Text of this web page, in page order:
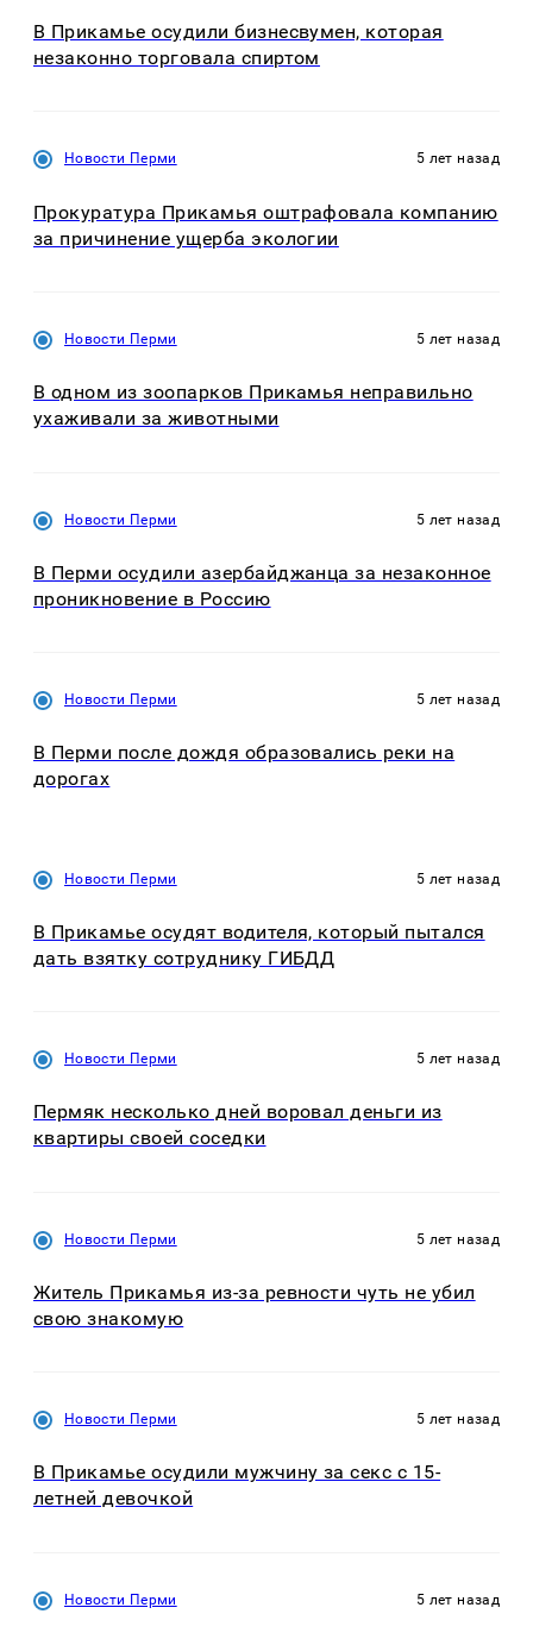
В Прикамье осудили бизнесвумен, которая
незаконно торговала спиртом
Новости Перми 5 лет назад
Прокуратура Прикамья оштрафовала компанию
за причинение ущерба экологии
Новости Перми 5 лет назад
В одном из зоопарков Прикамья неправильно
ухаживали за животными
Новости Перми 5 лет назад
В Перми осудили азербайджанца за незаконное
проникновение в Россию
Новости Перми 5 лет назад
В Перми после дождя образовались реки на
дорогах
Новости Перми 5 лет назад
В Прикамье осудят водителя, который пытался
дать взятку сотруднику ГИБДД
Новости Перми 5 лет назад
Пермяк несколько дней воровал деньги из
квартиры своей соседки
Новости Перми 5 лет назад
Житель Прикамья из-за ревности чуть не убил
свою знакомую
Новости Перми 5 лет назад
В Прикамье осудили мужчину за секс с 15-
летней девочкой
Новости Перми 5 лет назад